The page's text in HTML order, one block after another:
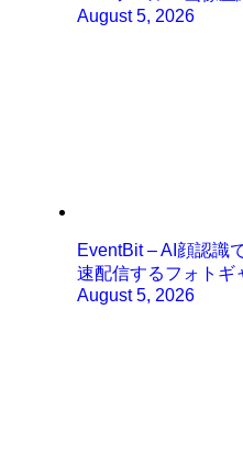
August 5, 2026
EventBit – AI顔認識
速配信するフォトギ
August 5, 2026